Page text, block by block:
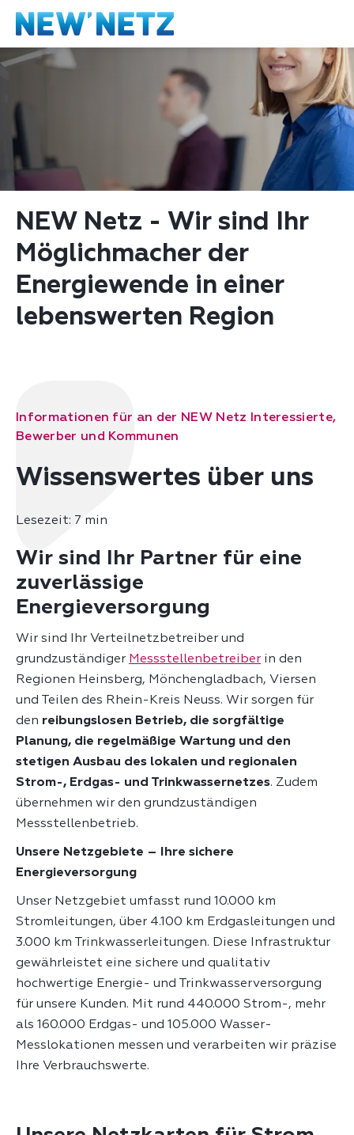
NEW Netz - Wir sind Ihr
Möglichmacher der
Energiewende in einer
lebenswerten Region
Informationen für an der NEW Netz Interessierte,
Bewerber und Kommunen
Wissenswertes über uns
Lesezeit: 7 min
Wir sind Ihr Partner für eine
zuverlässige
Energieversorgung
Wir sind Ihr Verteilnetzbetreiber und
grundzuständiger Messstellenbetreiber in den
Regionen Heinsberg, Mönchengladbach, Viersen
und Teilen des Rhein-Kreis Neuss. Wir sorgen für
den reibungslosen Betrieb, die sorgfältige
Planung, die regelmäßige Wartung und den
stetigen Ausbau des lokalen und regionalen
Strom-, Erdgas- und Trinkwassernetzes. Zudem
übernehmen wir den grundzuständigen
Messstellenbetrieb.
Unsere Netzgebiete – Ihre sichere
Energieversorgung
Unser Netzgebiet umfasst rund 10.000 km
Stromleitungen, über 4.100 km Erdgasleitungen und
3.000 km Trinkwasserleitungen. Diese Infrastruktur
gewährleistet eine sichere und qualitativ
hochwertige Energie- und Trinkwasserversorgung
für unsere Kunden. Mit rund 440.000 Strom-, mehr
als 160.000 Erdgas- und 105.000 Wasser-
Messlokationen messen und verarbeiten wir präzise
Ihre Verbrauchswerte.